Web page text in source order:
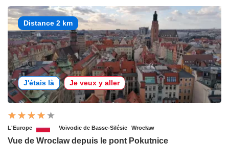
Distance 2 km
J'étais là Je veux y aller
L'Europe Voïvodie de Basse-Silésie Wrocław
Vue de Wroclaw depuis le pont Pokutnice